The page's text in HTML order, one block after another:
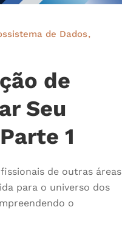
de Dados
de
Seu
1
de outras áreas
para o universo dos
o